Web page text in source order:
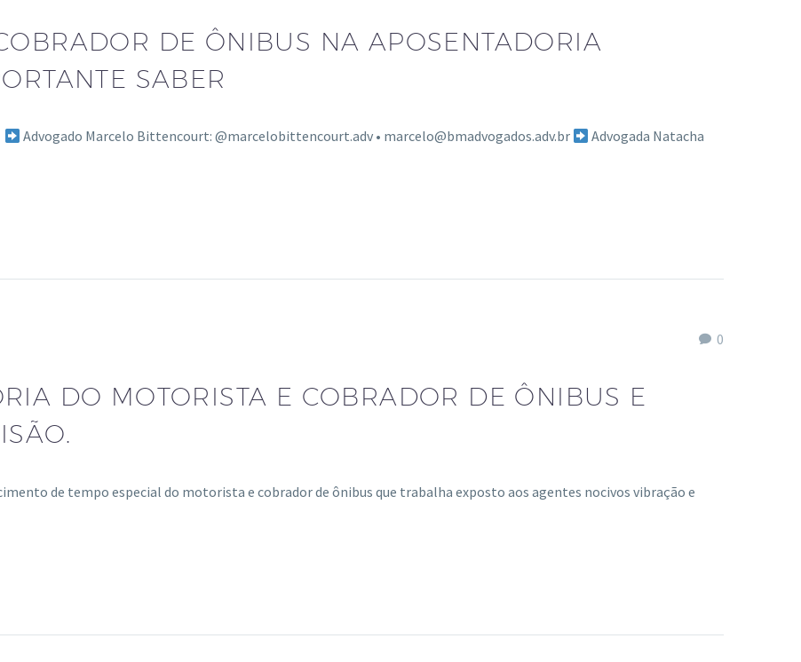
DE ÔNIBUS NA APOSENTADORIA
SABER
Advogado Marcelo Bittencourt: @marcelobittencourt.adv • marcelo@bmadvogados.adv.br
Advogada Natacha
0
DO MOTORISTA E COBRADOR DE ÔNIBUS E
de tempo especial do motorista e cobrador de ônibus que trabalha exposto aos agentes nocivos vibração e